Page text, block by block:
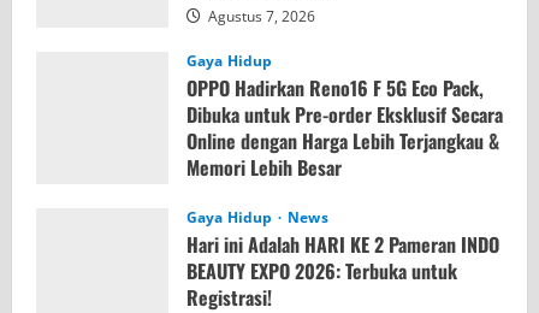
Agustus 7, 2026
Gaya Hidup
OPPO Hadirkan Reno16 F 5G Eco Pack,
Dibuka untuk Pre-order Eksklusif Secara
Online dengan Harga Lebih Terjangkau &
Memori Lebih Besar
Gaya Hidup
News
Hari ini Adalah HARI KE 2 Pameran INDO
BEAUTY EXPO 2026: Terbuka untuk
Registrasi!